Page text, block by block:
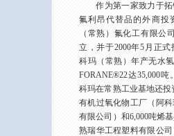
作为第一家致力于拓
氟利昂代替品的外商投
（常熟）氟化工有限公
立，并于2000年5月正
科玛（常熟）年产无水氢
FORANE®22达35,000
科玛在常熟工业基地还投
有机过氧化物工厂（阿
有限公司）和6,000吨烯
熟瑞华工程塑料有限公